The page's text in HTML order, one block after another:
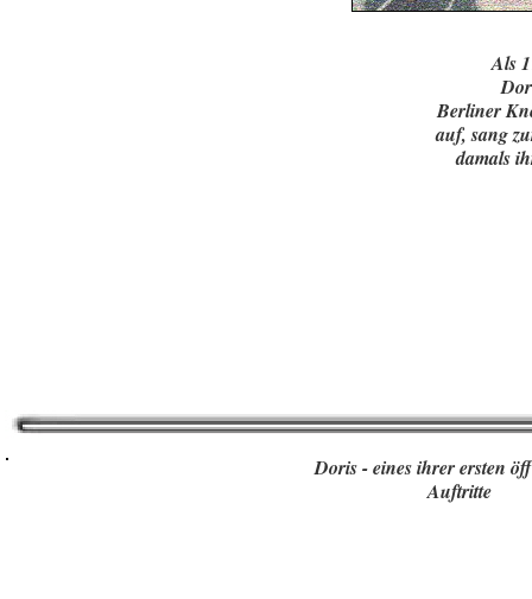
Als
Berliner
auf, sang
damals
Doris - eines ihrer ersten
Auftritte